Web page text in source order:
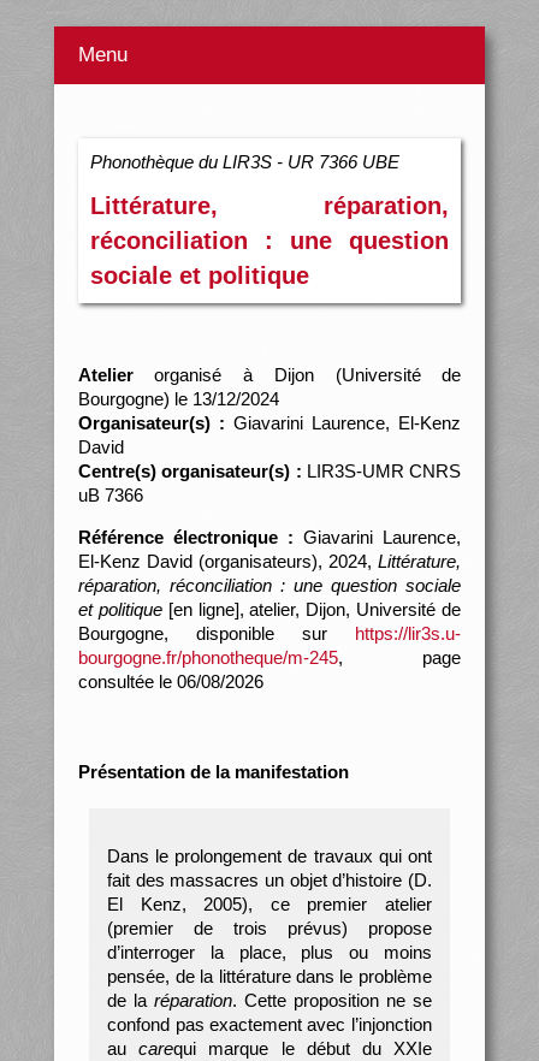
Menu
Phonothèque du LIR3S - UR 7366 UBE
Littérature, réparation,
réconciliation : une question
sociale et politique
Atelierorganisé à Dijon (Université de
Bourgogne) le 13/12/2024
Organisateur(s) : Giavarini Laurence, El-Kenz
David
Centre(s) organisateur(s) : LIR3S-UMR CNRS
uB 7366
Référence électronique : Giavarini Laurence,
El-Kenz David (organisateurs), 2024,Littérature,
réparation, réconciliation : une question sociale
et politique[en ligne], atelier, Dijon, Université de
Bourgogne, disponible sur https://lir3s.u-
bourgogne.fr/phonotheque/m-245, page
consultée le 06/08/2026
Présentation de la manifestation
Dans le prolongement de travaux qui ont
fait des massacres un objet d’histoire (D.
El Kenz, 2005), ce premier atelier
(premier de trois prévus) propose
d’interroger la place, plus ou moins
pensée, de la littérature dans le problème
de laréparation. Cette proposition ne se
confond pas exactement avec l’injonction
aucarequi marque le début du XXIe